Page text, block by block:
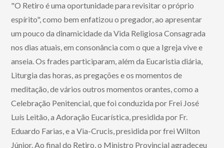
"O Retiro é uma oportunidade para revisitar o próprio
espírito", como bem enfatizou o pregador, ao apresentar
um pouco da dinamicidade da Vida Religiosa Consagrada
nos dias atuais, em consonância com o que a Igreja vive e
anseia. Os frades participaram, além da Eucaristia diária,
Liturgia das horas, as pregações e os momentos de
meditação, de vários outros momentos orantes, como a
Celebração Penitencial, que foi conduzida por Frei José
Luís Leitão, a Adoração Eucarística, presidida por Fr.
Eduardo Farias, e a Via-Crucis, presidida por frei Wilton
Júnior. Ao final do Retiro, o Ministro Provincial agradeceu